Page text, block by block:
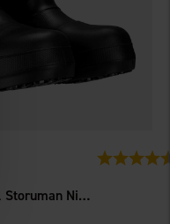
Winter-Gummistiefel Storuman Niedrig Schwarz
Bewertung: